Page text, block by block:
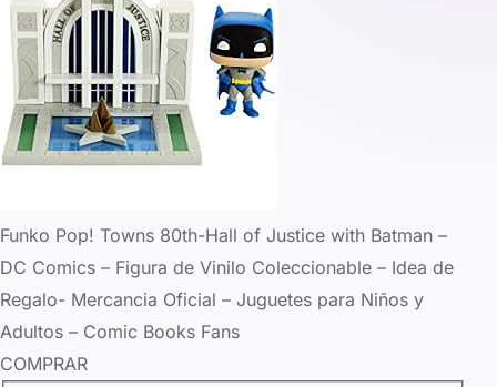
Funko Pop! Towns 80th-Hall of Justice with Batman –
DC Comics – Figura de Vinilo Coleccionable – Idea de
Regalo- Mercancia Oficial – Juguetes para Niños y
Adultos – Comic Books Fans
COMPRAR